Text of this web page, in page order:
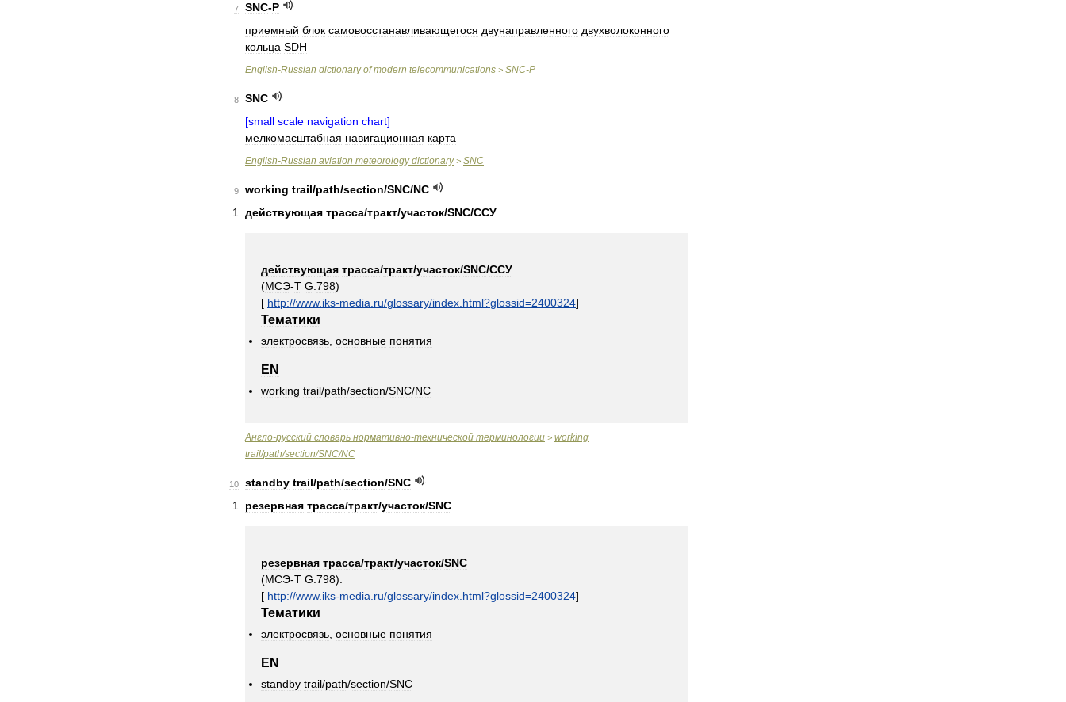
7 SNC-P
приемный блок самовосстанавливающегося двунаправленного двухволоконного
кольца SDH
English-Russian dictionary of modern telecommunications > SNC-P
8
SNC
[small scale navigation chart]
мелкомасштабная навигационная карта
English-Russian aviation meteorology dictionary> SNC
9 working trail/path/section/SNC/NC
действующая трасса/тракт/участок/SNC/ССУ
действующая трасса/тракт/участок/SNC/ССУ
(МСЭ-Т G 798)
[ http://www. iks-media ru/glossary/index html?glossid=2400324]
Тематики
электросвязь основные понятия
EN
working trail/path/section/SNC/NC
Англо-русский словарь нормативно-технической терминологии > working
trail/path/section/SNC/NC
10 standby trail/path/section/SNC
резервная трасса/тракт/участок/SNC
резервная трасса/тракт/участок/SNC
(МСЭ-Т G 798).
[ http://www. iks-media ru/glossary/index html?glossid=2400324]
Тематики
электросвязь основные понятия
EN
standby trail/path/section/SNC